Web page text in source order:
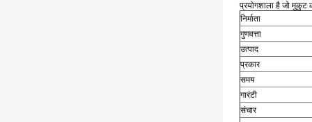
प्रयोगशाला है जो मुकुट
निर्माता
गुणवत्ता
उत्पाद
प्रकार
समय
गारंटी
संचार